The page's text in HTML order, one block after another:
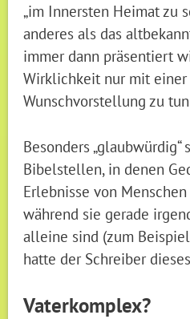
„im Innersten Heimat zu
anderes als das
immer dann präsentiert
Wirklichkeit nur mit
Wunschvorstellung zu
Besonders
Bibelstellen, in denen
Erlebnisse von
während sie gerade
alleine sind (zum
hatte der Schreiber
Vaterkomplex?